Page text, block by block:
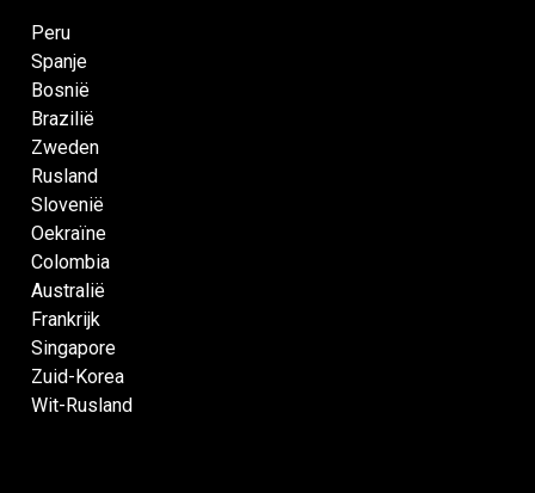
Peru
Spanje
Bosnië
Brazilië
Zweden
Rusland
Slovenië
Oekraïne
Colombia
Australië
Frankrijk
Singapore
Zuid-Korea
Wit-Rusland